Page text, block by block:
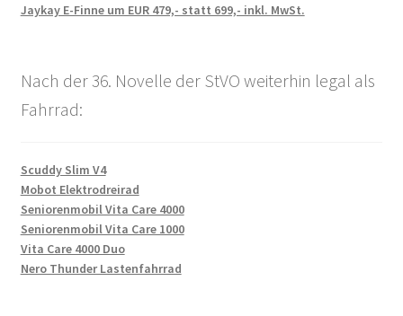
Jaykay E-Finne um EUR 479,- statt 699,- inkl. MwSt.
Nach der 36. Novelle der StVO weiterhin legal als
Fahrrad:
Scuddy Slim V4
Mobot Elektrodreirad
Seniorenmobil Vita Care 4000
Seniorenmobil Vita Care 1000
Vita Care 4000 Duo
Nero Thunder Lastenfahrrad